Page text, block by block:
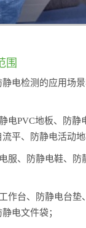
围
电检测的应用场
电PVC地板、防静
平、防静电活动地
服、防静电鞋、防
作台、防静电台垫
电文件袋；